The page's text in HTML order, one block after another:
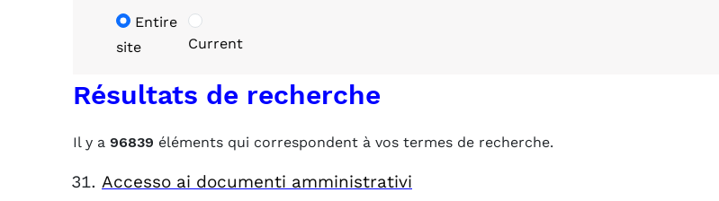
Entire
site
Current
Résultats de recherche
Il y a 96839 éléments qui correspondent à vos termes de recherche.
Accesso ai documenti amministrativi